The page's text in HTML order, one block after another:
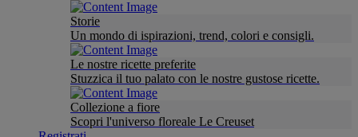
Storie
Un mondo di ispirazioni, trend, colori e consigli.
Le nostre ricette preferite
Stuzzica il tuo palato con le nostre gustose ricette.
Collezione a fiore
Scopri l'universo floreale Le Creuset